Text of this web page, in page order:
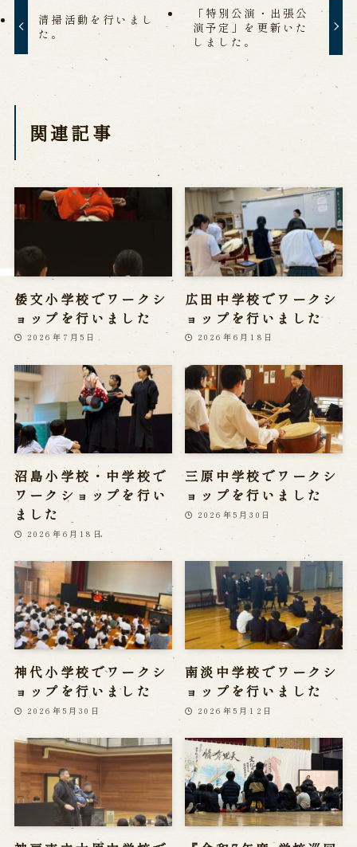
WEB予約
メールフォームから予約
お電話で予約
※株式会社うずのくに南あわじの求人情報ページへ移動します
関連施設
通販サイトうずのくに
道の駅うずしお
うずの丘大鳴門橋記念館
清掃活動を行いまし
た。
「特別公演・出張公
演予定」を更新いた
しました。
関連記事
倭文小学校でワークシ
ョップを行いました
2026年7月5日
広田中学校でワークシ
ョップを行いました
2026年6月18日
沼島小学校・中学校で
ワークショップを行い
ました
2026年6月18日
三原中学校でワークシ
ョップを行いました
2026年5月30日
神代小学校でワークシ
ョップを行いました
2026年5月30日
南淡中学校でワークシ
ョップを行いました
2026年5月12日